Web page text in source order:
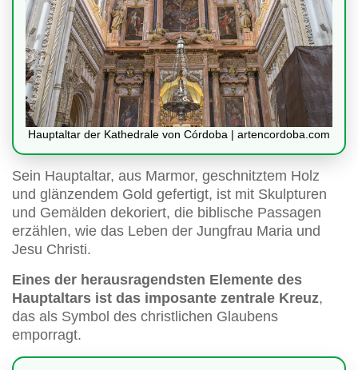
Hauptaltar der Kathedrale von Córdoba | artencordoba.com
Sein Hauptaltar, aus Marmor, geschnitztem Holz
und glänzendem Gold gefertigt, ist mit Skulpturen
und Gemälden dekoriert, die biblische Passagen
erzählen, wie das Leben der Jungfrau Maria und
Jesu Christi.
Eines der herausragendsten Elemente des
Hauptaltars ist das imposante zentrale Kreuz,
das als Symbol des christlichen Glaubens
emporragt.